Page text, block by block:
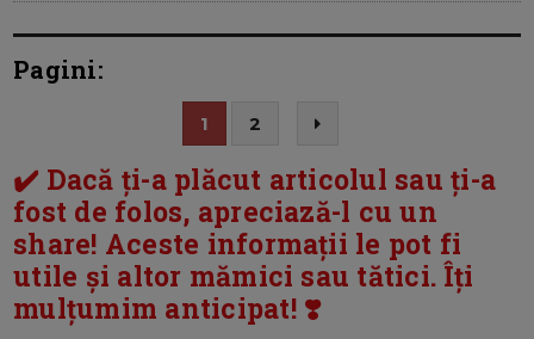
Pagini:
1 2
✔️ Dacă ți-a plăcut articolul sau ți-a
fost de folos, apreciază-l cu un
share! Aceste informații le pot fi
utile și altor mămici sau tătici. Îți
mulțumim anticipat! ❣️